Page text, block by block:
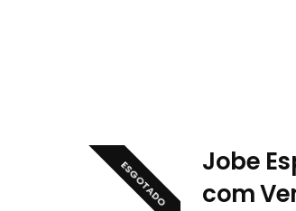
ESGOTADO
Jobe
com